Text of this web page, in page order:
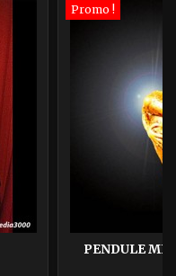
Promo !
PENDULE